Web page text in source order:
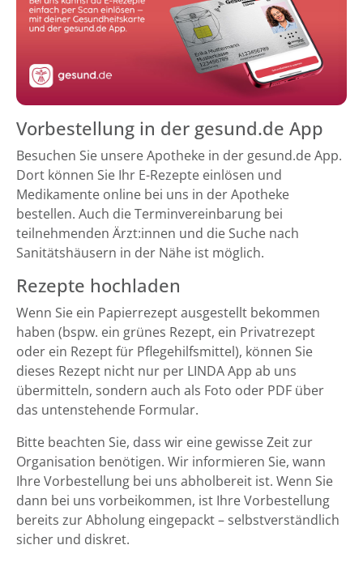
Vorbestellung in der gesund.de App
Besuchen Sie unsere Apotheke in der gesund.de App.
Dort können Sie Ihr E-Rezepte einlösen und
Medikamente online bei uns in der Apotheke
bestellen. Auch die Terminvereinbarung bei
teilnehmenden Ärzt:innen und die Suche nach
Sanitätshäusern in der Nähe ist möglich.
Rezepte hochladen
Wenn Sie ein Papierrezept ausgestellt bekommen
haben (bspw. ein grünes Rezept, ein Privatrezept
oder ein Rezept für Pflegehilfsmittel), können Sie
dieses Rezept nicht nur per LINDA App ab uns
übermitteln, sondern auch als Foto oder PDF über
das untenstehende Formular.
Bitte beachten Sie, dass wir eine gewisse Zeit zur
Organisation benötigen. Wir informieren Sie, wann
Ihre Vorbestellung bei uns abholbereit ist. Wenn Sie
dann bei uns vorbeikommen, ist Ihre Vorbestellung
bereits zur Abholung eingepackt – selbstverständlich
sicher und diskret.